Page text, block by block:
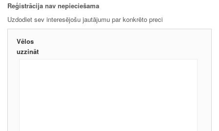
Reģistrācija nav nepieciešama
Uzdodiet sev interesējošu jautājumu par konkrēto preci
Vēlos
uzzināt